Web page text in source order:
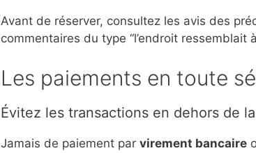
Avant de réserver, consultez les avis des
commentaires du type “l’endroit ressemblait
Les paiements en toute
Évitez les transactions en dehors de
Jamais de paiement par virement bancaire